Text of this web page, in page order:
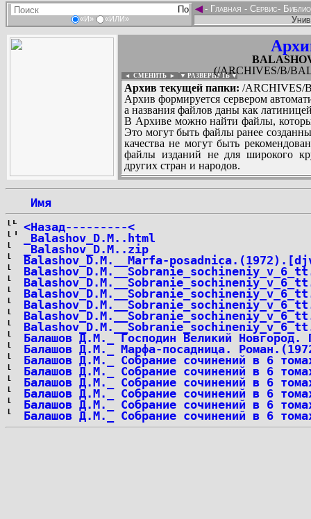
«И» «ИЛИ»
◄- Главная - Сервис-
(/ARCHIVES/B/
◄ СМЕНИТЬ ► ▼ РАЗВЕРНУТЬ ▼
Архив текущей папки: /ARCHIVES/
Архив формируется сервером
а названия файлов даны как
В Архиве можно найти файлы,
Это могут быть файлы ранее
качества не могут быть
файлы изданий не для широкого
других стран и народов.
Имя
<Назад---------<
_Balashov_D.M..html
_Balashov_D.M..zip
Balashov_D.M.__Marfa-
Балашов Д.М._ Господин Великий
Балашов Д.М._ Марфа-посадница.
Балашов Д.М._ Собрание сочинений в 6
Балашов Д.М._ Собрание сочинений в 6
Балашов Д.М._ Собрание сочинений в 6
Балашов Д.М._ Собрание сочинений в 6
Балашов Д.М._ Собрание сочинений в 6
Балашов Д.М._ Собрание сочинений в 6